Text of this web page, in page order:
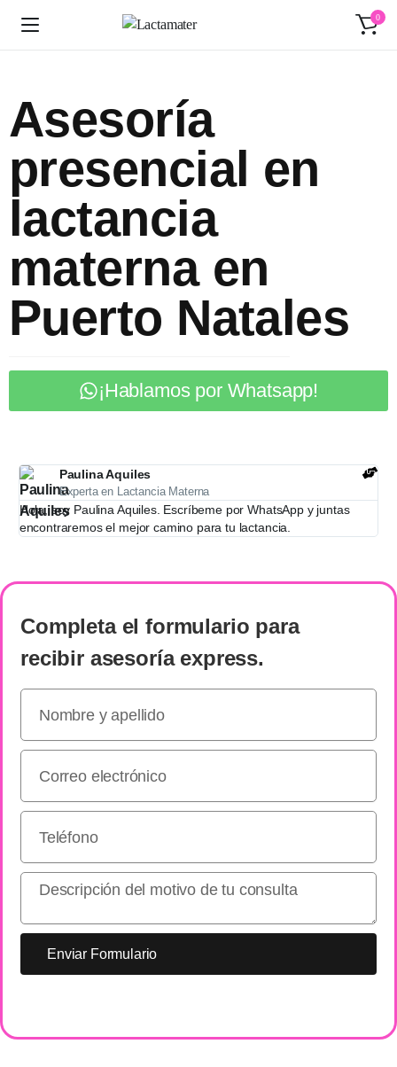
0
Asesoría
presencial en
lactancia
materna en
Puerto Natales
¡Hablamos por Whatsapp!
Paulina Aquiles
Experta en Lactancia Materna
Hola, soy Paulina Aquiles. Escríbeme por WhatsApp y juntas
encontraremos el mejor camino para tu lactancia.
Completa el formulario para
recibir asesoría express.
Enviar Formulario